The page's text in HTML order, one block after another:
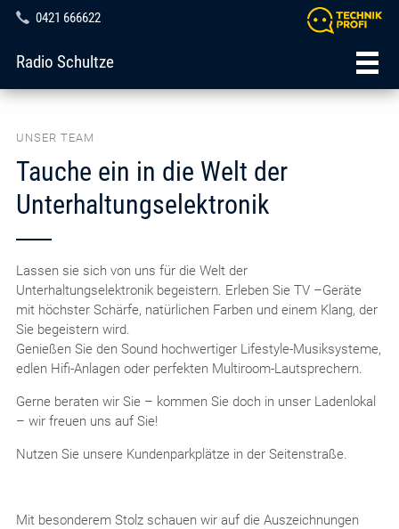
0421 666622
Radio Schultze
UNSER TEAM
Tauche ein in die Welt der
Unterhaltungselektronik
Lassen sie sich von uns für die Welt der
Unterhaltungselektronik begeistern. Erleben Sie TV –Geräte
mit höchster Schärfe, natürlichen Farben und einem Klang, der
Sie begeistern wird.
Genießen Sie den Sound hochwertiger Lifestyle-Musiksysteme,
edlen Hifi-Anlagen oder perfekten Multiroom-Lautsprechern.
Gerne beraten wir Sie – kommen Sie doch in unser Ladenlokal
– wir freuen uns auf Sie!
Nutzen Sie unsere Kundenparkplätze in der Seitenstraße.
Mit besonderem Stolz schauen wir auf die Auszeichnungen